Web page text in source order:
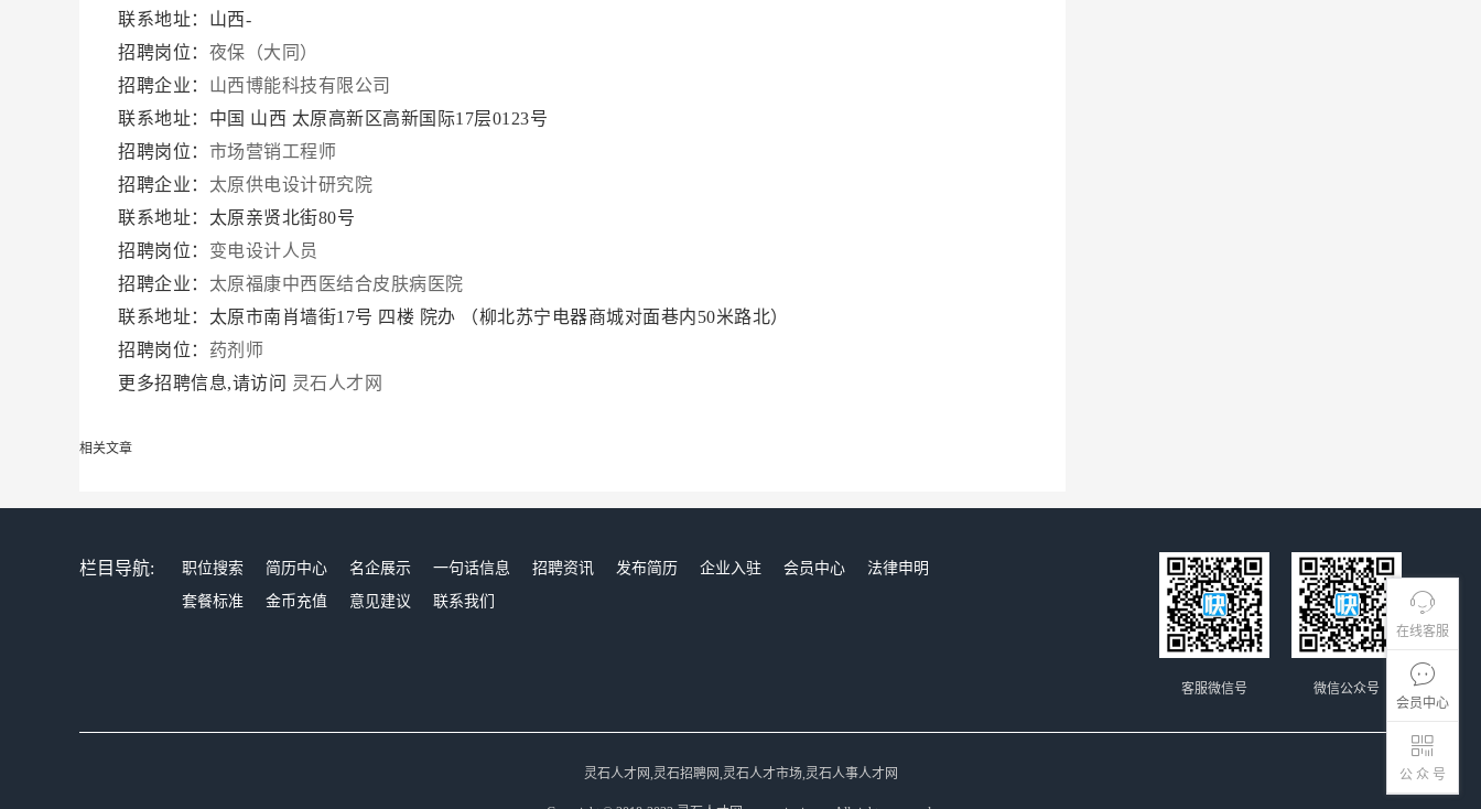
在线客服
会员中心
公 众 号
联系地址：山西-
招聘岗位： 夜保（大同）
招聘企业： 山西博能科技有限公司
联系地址：中国 山西 太原高新区高新国际17层0123号
招聘岗位： 市场营销工程师
招聘企业： 太原供电设计研究院
联系地址：太原亲贤北街80号
招聘岗位： 变电设计人员
招聘企业： 太原福康中西医结合皮肤病医院
联系地址：太原市南肖墙街17号 四楼 院办 （柳北苏宁电器商城对面巷内50米路北）
招聘岗位： 药剂师
更多招聘信息,请访问 灵石人才网
相关文章
栏目导航: 职位搜索 简历中心 名企展示 一句话信息 招聘资讯 发布简历 企业入驻 会员中心
法律申明
套餐标准
金币充值 意见建议 联系我们
微信公众号
客服微信号
灵石人才网,灵石招聘网,灵石人才市场,灵石人事人才网